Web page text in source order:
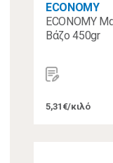
ECONOMY
ECONOMY
Βάζο 450gr
5,31€/κιλό